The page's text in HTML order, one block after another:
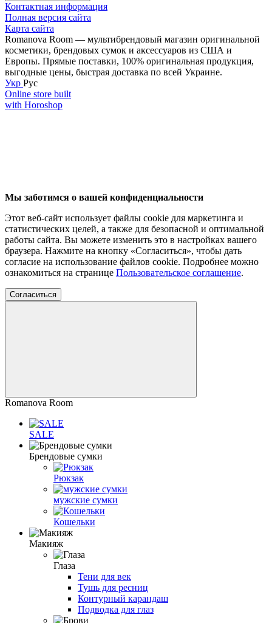
Контактная информация
Полная версия сайта
Карта сайта
Romanova Room — мультибрендовый магазин оригинальной
косметики, брендовых сумок и аксессуаров из США и
Европы. Прямые поставки, 100% оригинальная продукция,
выгодные цены, быстрая доставка по всей Украине.
Укр Рус
Online store built
with Horoshop
Мы заботимся о вашей конфиденциальности
Этот веб-сайт использует файлы cookie для маркетинга и
статистических целей, а также для безопасной и оптимальной
работы сайта. Вы можете изменить это в настройках вашего
браузера. Нажмите на кнопку «Согласиться», чтобы дать
согласие на использование файлов cookie. Подробнее можно
ознакомиться на странице Пользовательское соглашение.
Согласиться
Romanova Room
SALE
Брендовые сумки
Рюкзак
мужские сумки
Кошельки
Макияж
Глаза
Тени для век
Тушь для ресниц
Контурный карандаш
Подводка для глаз